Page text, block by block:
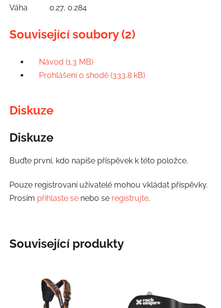
Váha
0.27, 0.284
Související soubory (2)
Návod (1.3 MB)
Prohlášení o shodě (333.8 kB)
Diskuze
Diskuze
Buďte první, kdo napíše příspěvek k této položce.
Pouze registrovaní uživatelé mohou vkládat příspěvky.
Prosím přihlaste senebo se registrujte.
Související produkty